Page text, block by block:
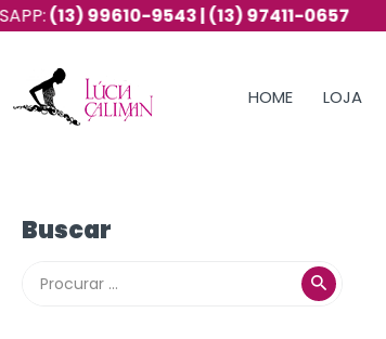
99610-9543 | (13) 97411-0657
HOME LOJA
Buscar